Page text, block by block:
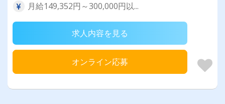
月給149,352円～300,000円以...
求人内容を見る
オンライン応募